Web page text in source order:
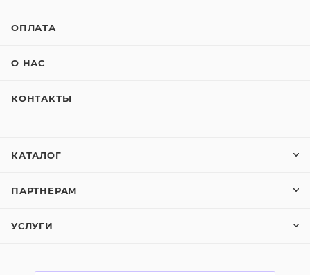
ОПЛАТА
О НАС
КОНТАКТЫ
КАТАЛОГ
ПАРТНЕРАМ
УСЛУГИ